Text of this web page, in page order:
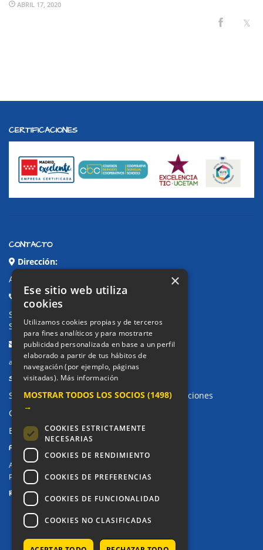
ABRIL 17, 2020
CERTIFICACIONES
CONTACTO
Dirección:
Avda. de Pablo Iglesias, 4. Alcorcón
Teléfonos:
Secretaría Ppal:
Secretaría Infantil:91 643 61 33
Email:
alkor@colegioalkor.com
SUGERENCIAS Y CANAL DE DENUNCIAS
Sugerencias, Quejas, Reclamaciones y Felicitaciones
Canal de denuncias
Buzón denuncia drogas CM
PRIVACIDAD
Aviso legal / Política de privacidad
Política de Cookies
REDES SOCIALES
×
Ese sitio web utiliza
cookies
Utilizamos cookies propias y de terceros
para fines analíticos y para mostrarte
publicidad personalizada en base a un perfil
elaborado a partir de tus hábitos de
navegación (por ejemplo, páginas
visitadas). Más información
MOSTRAR TODOS LOS SOCIOS (1498)
→
COOKIES ESTRICTAMENTE
NECESARIAS
COOKIES DE RENDIMIENTO
COOKIES DE PREFERENCIAS
COOKIES DE FUNCIONALIDAD
COOKIES NO CLASIFICADAS